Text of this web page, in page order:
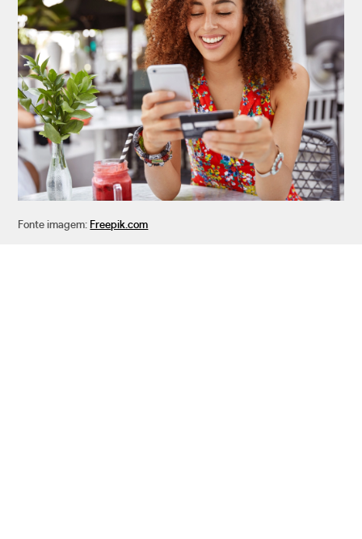
Fonte imagem: Freepik.com